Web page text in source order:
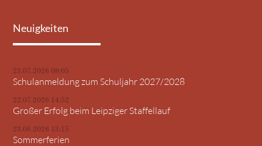
Neuigkeiten
23.07.2026 08:05
Schulanmeldung zum Schuljahr 2027/2028
22.07.2026 14:52
Großer Erfolg beim Leipziger Staffellauf
23.06.2026 13:15
Sommerferien